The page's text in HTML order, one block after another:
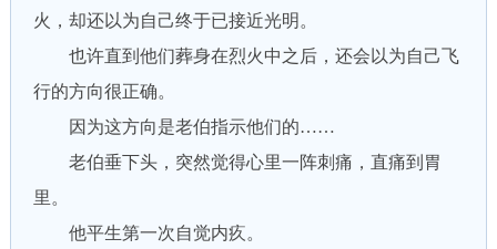
火，却还以为自己终于已接近光明。
也许直到他们葬身在烈火中之后，还会以为自己飞
行的方向很正确。
因为这方向是老伯指示他们的……
老伯垂下头，突然觉得心里一阵刺痛，直痛到胃
里。
他平生第一次自觉内疚。